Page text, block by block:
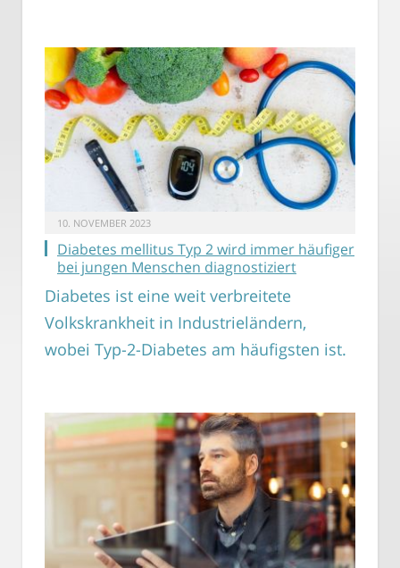
10. NOVEMBER 2023
Diabetes mellitus Typ 2 wird immer häufiger
bei jungen Menschen diagnostiziert
Diabetes ist eine weit verbreitete
Volkskrankheit in Industrieländern,
wobei Typ-2-Diabetes am häufigsten ist.